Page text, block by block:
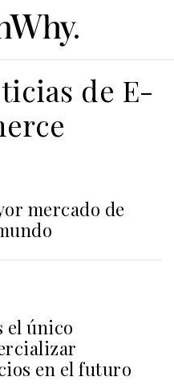
de E-
mercado de
el único
en el futuro